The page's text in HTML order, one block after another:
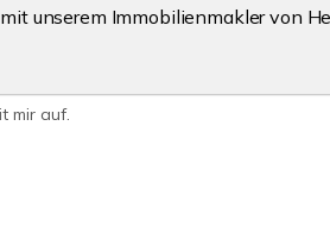
unserem Immobilienmakler von